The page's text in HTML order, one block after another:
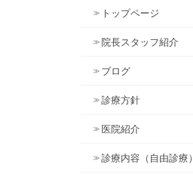
トップページ
院長スタッフ紹介
ブログ
診療方針
医院紹介
診療内容（自由診療）